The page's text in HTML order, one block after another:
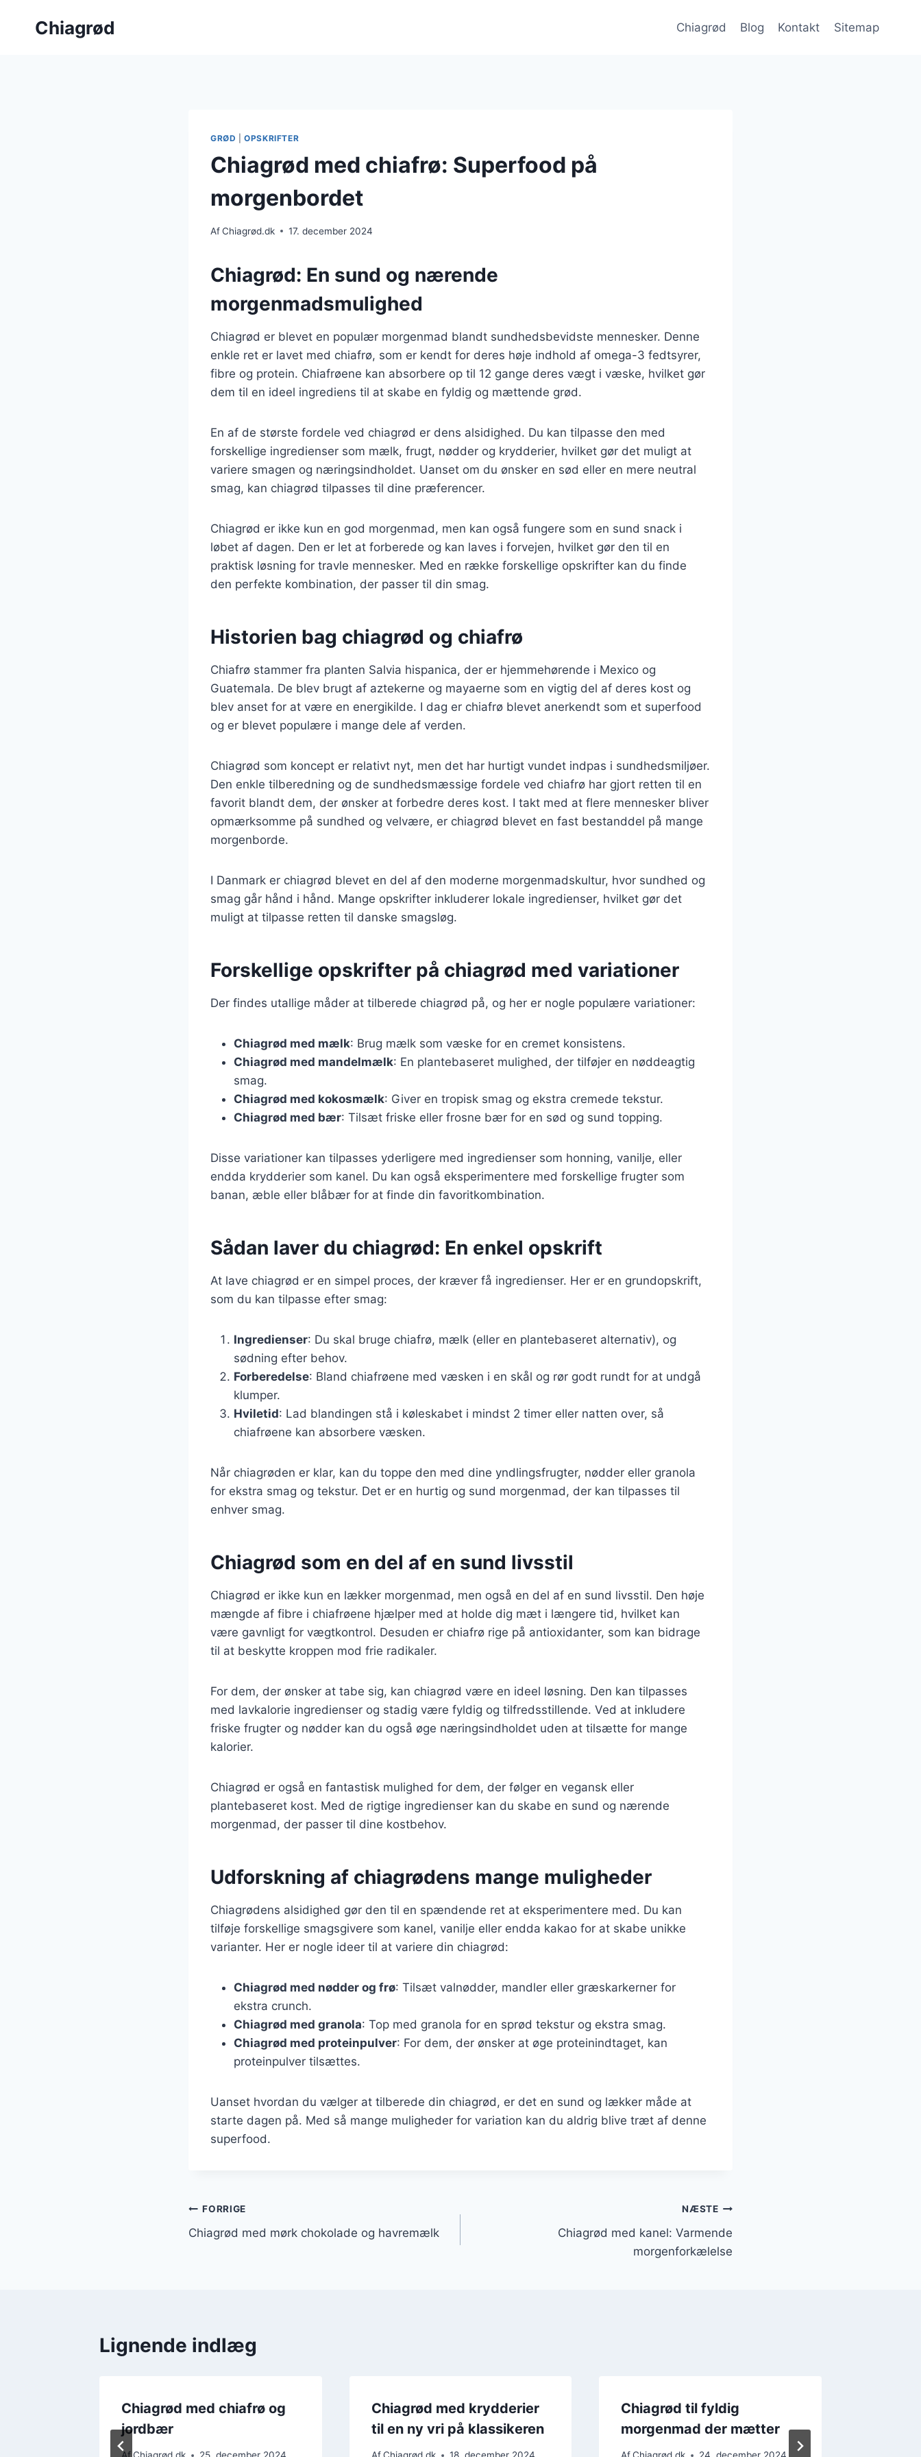
Chiagrød Chiagrød Blog Kontakt Sitemap
GRØD |OPSKRIFTER
Chiagrød med chiafrø: Superfood på
morgenbordet
AfChiagrød.dk 17. december 2024
Chiagrød: En sund og nærende
morgenmadsmulighed
Chiagrød er blevet en populær morgenmad blandt sundhedsbevidste mennesker. Denne
enkle ret er lavet med chiafrø, som er kendt for deres høje indhold af omega-3 fedtsyrer,
fibre og protein. Chiafrøene kan absorbere op til 12 gange deres vægt i væske, hvilket gør
dem til en ideel ingrediens til at skabe en fyldig og mættende grød.
En af de største fordele ved chiagrød er dens alsidighed. Du kan tilpasse den med
forskellige ingredienser som mælk, frugt, nødder og krydderier, hvilket gør det muligt at
variere smagen og næringsindholdet. Uanset om du ønsker en sød eller en mere neutral
smag, kan chiagrød tilpasses til dine præferencer.
Chiagrød er ikke kun en god morgenmad, men kan også fungere som en sund snack i
løbet af dagen. Den er let at forberede og kan laves i forvejen, hvilket gør den til en
praktisk løsning for travle mennesker. Med en række forskellige opskrifter kan du finde
den perfekte kombination, der passer til din smag.
Historien bag chiagrød og chiafrø
Chiafrø stammer fra planten Salvia hispanica, der er hjemmehørende i Mexico og
Guatemala. De blev brugt af aztekerne og mayaerne som en vigtig del af deres kost og
blev anset for at være en energikilde. I dag er chiafrø blevet anerkendt som et superfood
og er blevet populære i mange dele af verden.
Chiagrød som koncept er relativt nyt, men det har hurtigt vundet indpas i sundhedsmiljøer.
Den enkle tilberedning og de sundhedsmæssige fordele ved chiafrø har gjort retten til en
favorit blandt dem, der ønsker at forbedre deres kost. I takt med at flere mennesker bliver
opmærksomme på sundhed og velvære, er chiagrød blevet en fast bestanddel på mange
morgenborde.
I Danmark er chiagrød blevet en del af den moderne morgenmadskultur, hvor sundhed og
smag går hånd i hånd. Mange opskrifter inkluderer lokale ingredienser, hvilket gør det
muligt at tilpasse retten til danske smagsløg.
Forskellige opskrifter på chiagrød med variationer
Der findes utallige måder at tilberede chiagrød på, og her er nogle populære variationer:
Chiagrød med mælk: Brug mælk som væske for en cremet konsistens.
Chiagrød med mandelmælk: En plantebaseret mulighed, der tilføjer en nøddeagtig
smag.
Chiagrød med kokosmælk: Giver en tropisk smag og ekstra cremede tekstur.
Chiagrød med bær: Tilsæt friske eller frosne bær for en sød og sund topping.
Disse variationer kan tilpasses yderligere med ingredienser som honning, vanilje, eller
endda krydderier som kanel. Du kan også eksperimentere med forskellige frugter som
banan, æble eller blåbær for at finde din favoritkombination.
Sådan laver du chiagrød: En enkel opskrift
At lave chiagrød er en simpel proces, der kræver få ingredienser. Her er en grundopskrift,
som du kan tilpasse efter smag:
Ingredienser: Du skal bruge chiafrø, mælk (eller en plantebaseret alternativ), og
sødning efter behov.
Forberedelse: Bland chiafrøene med væsken i en skål og rør godt rundt for at undgå
klumper.
Hviletid: Lad blandingen stå i køleskabet i mindst 2 timer eller natten over, så
chiafrøene kan absorbere væsken.
Når chiagrøden er klar, kan du toppe den med dine yndlingsfrugter, nødder eller granola
for ekstra smag og tekstur. Det er en hurtig og sund morgenmad, der kan tilpasses til
enhver smag.
Chiagrød som en del af en sund livsstil
Chiagrød er ikke kun en lækker morgenmad, men også en del af en sund livsstil. Den høje
mængde af fibre i chiafrøene hjælper med at holde dig mæt i længere tid, hvilket kan
være gavnligt for vægtkontrol. Desuden er chiafrø rige på antioxidanter, som kan bidrage
til at beskytte kroppen mod frie radikaler.
For dem, der ønsker at tabe sig, kan chiagrød være en ideel løsning. Den kan tilpasses
med lavkalorie ingredienser og stadig være fyldig og tilfredsstillende. Ved at inkludere
friske frugter og nødder kan du også øge næringsindholdet uden at tilsætte for mange
kalorier.
Chiagrød er også en fantastisk mulighed for dem, der følger en vegansk eller
plantebaseret kost. Med de rigtige ingredienser kan du skabe en sund og nærende
morgenmad, der passer til dine kostbehov.
Udforskning af chiagrødens mange muligheder
Chiagrødens alsidighed gør den til en spændende ret at eksperimentere med. Du kan
tilføje forskellige smagsgivere som kanel, vanilje eller endda kakao for at skabe unikke
varianter. Her er nogle ideer til at variere din chiagrød:
Chiagrød med nødder og frø: Tilsæt valnødder, mandler eller græskarkerner for
ekstra crunch.
Chiagrød med granola: Top med granola for en sprød tekstur og ekstra smag.
Chiagrød med proteinpulver: For dem, der ønsker at øge proteinindtaget, kan
proteinpulver tilsættes.
Uanset hvordan du vælger at tilberede din chiagrød, er det en sund og lækker måde at
starte dagen på. Med så mange muligheder for variation kan du aldrig blive træt af denne
superfood.
Indlægsnavigation
FORRIGE
Chiagrød med mørk chokolade og havremælk
NÆSTE
Chiagrød med kanel: Varmende
morgenforkælelse
Lignende indlæg
Chiagrød med chiafrø og
jordbær
Chiagrød med krydderier
til en ny vri på klassikeren
Chiagrød til fyldig
morgenmad der mætter